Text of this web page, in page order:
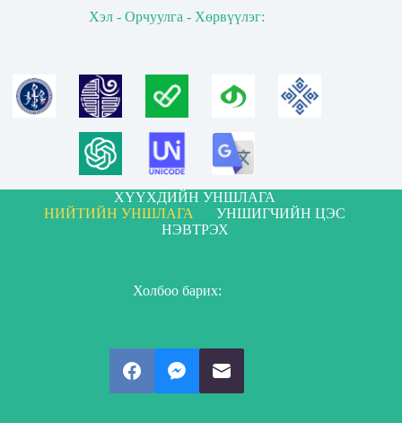
Хэл - Орчуулга - Хөрвүүлэг:
ХҮҮХДИЙН УНШЛАГА
НИЙТИЙН УНШЛАГА
УНШИГЧИЙН ЦЭС
НЭВТРЭХ
Холбоо барих: